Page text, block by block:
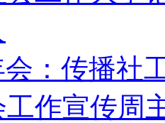
：传播社
工作宣传周